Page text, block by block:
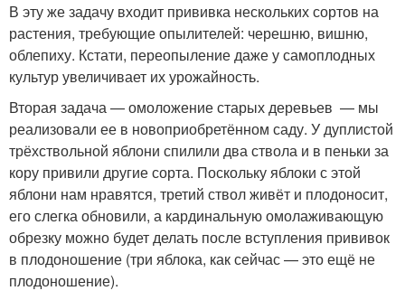
В эту же задачу входит прививка нескольких сортов на
растения, требующие опылителей: черешню, вишню,
облепиху. Кстати, переопыление даже у самоплодных
культур увеличивает их урожайность.
Вторая задача — омоложение старых деревьев — мы
реализовали ее в новоприобретённом саду. У дуплистой
трёхствольной яблони спилили два ствола и в пеньки за
кору привили другие сорта. Поскольку яблоки с этой
яблони нам нравятся, третий ствол живёт и плодоносит,
его слегка обновили, а кардинальную омолаживающую
обрезку можно будет делать после вступления прививок
в плодоношение (три яблока, как сейчас — это ещё не
плодоношение).